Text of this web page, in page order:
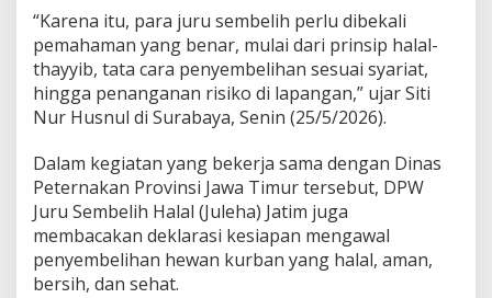
s
j
i
d
s
e
J
a
w
a
T
i
“Karena itu, para juru sembelih perlu dibekali
pemahaman yang benar, mulai dari prinsip halal-
thayyib, tata cara penyembelihan sesuai syariat,
hingga penanganan risiko di lapangan,” ujar Siti
Nur Husnul di Surabaya, Senin (25/5/2026).
Dalam kegiatan yang bekerja sama dengan Dinas
Peternakan Provinsi Jawa Timur tersebut, DPW
Juru Sembelih Halal (Juleha) Jatim juga
membacakan deklarasi kesiapan mengawal
penyembelihan hewan kurban yang halal, aman,
bersih, dan sehat.